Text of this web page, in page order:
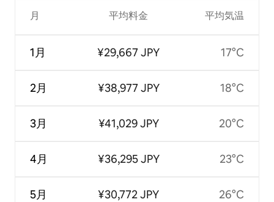
月
1月
2月
3月
4月
5月
平均料金
¥29,667 JPY
¥38,977 JPY
¥41,029 JPY
¥36,295 JPY
¥30,772 JPY
平均気温
17°C
18°C
20°C
23°C
26°C